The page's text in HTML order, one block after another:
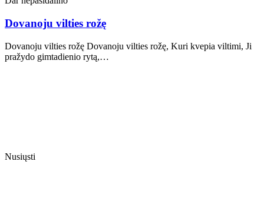
Dovanoju vilties rožę
Dovanoju vilties rožę Dovanoju vilties rožę, Kuri kvepia viltimi, Ji
pražydo gimtadienio rytą,…
Nusiųsti